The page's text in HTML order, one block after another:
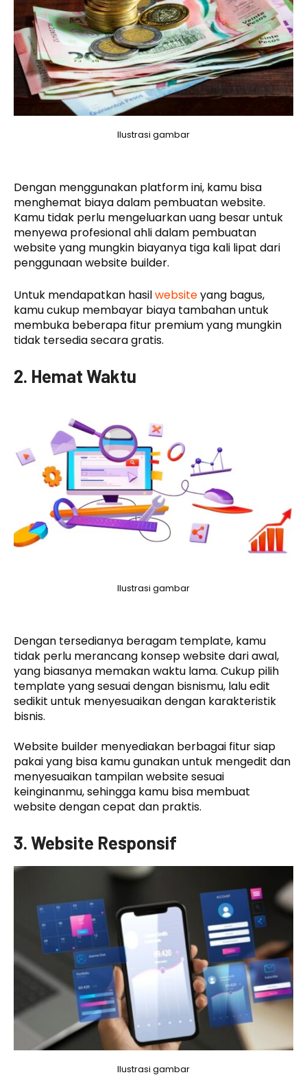
Ilustrasi gambar
Dengan menggunakan platform ini, kamu bisa
menghemat biaya dalam pembuatan website.
Kamu tidak perlu mengeluarkan uang besar untuk
menyewa profesional ahli dalam pembuatan
website yang mungkin biayanya tiga kali lipat dari
penggunaan website builder.
Untuk mendapatkan hasilwebsiteyang bagus,
kamu cukup membayar biaya tambahan untuk
membuka beberapa fitur premium yang mungkin
tidak tersedia secara gratis.
2. Hemat Waktu
Ilustrasi gambar
Dengan tersedianya beragam template, kamu
tidak perlu merancang konsep website dari awal,
yang biasanya memakan waktu lama. Cukup pilih
template yang sesuai dengan bisnismu, lalu edit
sedikit untuk menyesuaikan dengan karakteristik
bisnis.
Website builder menyediakan berbagai fitur siap
pakai yang bisa kamu gunakan untuk mengedit dan
menyesuaikan tampilan website sesuai
keinginanmu, sehingga kamu bisa membuat
website dengan cepat dan praktis.
3. Website Responsif
Ilustrasi gambar